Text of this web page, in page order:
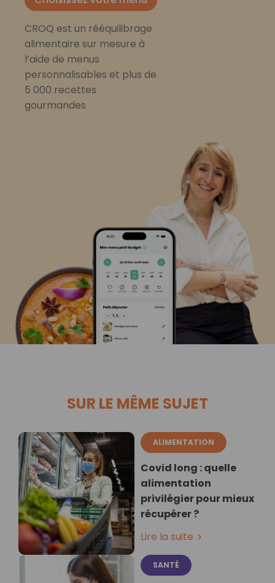
CROQ est un rééquilibrage
alimentaire sur mesure à
l’aide de menus
personnalisables et plus de
5 000 recettes
gourmandes
SUR LE MÊME SUJET
ALIMENTATION
Covid long : quelle
alimentation
privilégier pour mieux
récupérer ?
Lire la suite
SANTÉ